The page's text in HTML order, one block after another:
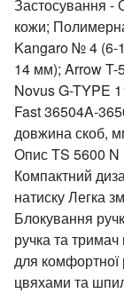
Застосування -
кожи;
Kangaro № 4
14 мм); Arrow
Novus G-TYPE
Fast 36504A-
довжина скоб,
Опис TS 5600 N
Компактний
натиску Легка
Блокування
ручка та
для комфортної
цвяхами та